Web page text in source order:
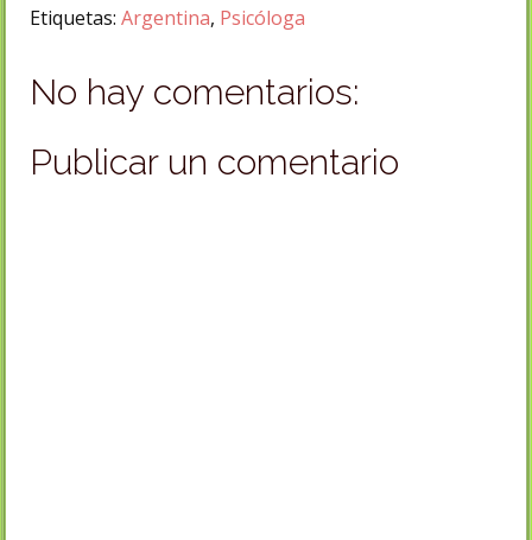
Etiquetas: Argentina, Psicóloga
No hay comentarios:
Publicar un comentario